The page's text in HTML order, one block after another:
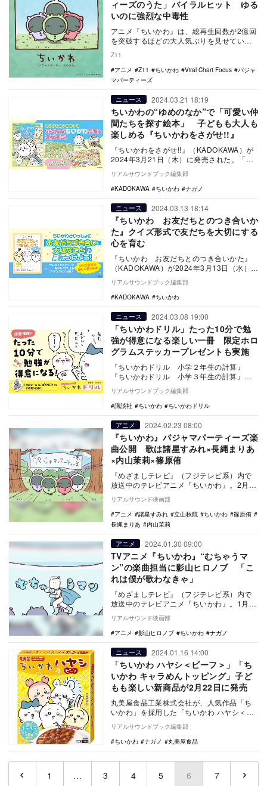
ィーズのうた」バイラルヒット ゆる
いのに強烈な中毒性
アニメ『ちいかわ』は、総再生回数が2億回
を突破するほどの大人気ぶりを見せてい
なっているのが…
Z11
アニメ
Z11 ちいかわ Viral Chart Focus
パジャ
マパーティーズ
ニュース 2024.03.21 18:19
ちいかわの“ゆめのなか”で「可愛い仲
間たちを探す絵本」 子どもも大人も
楽しめる『ちいかわをさがせ!!』
『ちいかわをさがせ!!』（KADOKAWA）が
2024年3月21日（木）に発売された。「ち
いかわと仲間達がたくさん増えた夢の世
界…
リアルサウンドブック編集部
KADOKAWA
ちいかわ ナガノ
ニュース 2024.03.13 18:14
『ちいかわ お友だちとのつき合いか
た』クイズ形式で友だちを大切にする
心を育む
『ちいかわ お友だちとのつき合いかた』
（KADOKAWA）が2024年3月13日（水）に
発売された。この本では、小学生から身に
つ…
リアルサウンドブック編集部
KADOKAWA
ちいかわ
ニュース 2024.03.08 19:00
「ちいかわドリル」たった10分で勉
強が得意になる楽しい一冊 限定ホロ
グラムステッカープレゼントも実施
『ちいかわドリル 小学２年生の計算』
『ちいかわドリル 小学３年生の計算』
『ちいかわドリル 小学１年生のこくご』
（講談社）が24年…
リアルサウンドブック編集部
講談社
ちいかわ ちいかわドリル
アニメ 2024.02.23 08:00
『ちいかわ』パジャマパーティーズ楽
曲公開 歌は諸星すみれ×長縄まりあ
×内山茉莉×篠原侑
『めざましテレビ』（フジテレビ系）内で
放送中のテレビアニメ『ちいかわ』。2月23
日の放送回でパジャマパーティーズのキャ
ストが歌う…
リアルサウンド映画部
アニメ
諸星すみれ 立山秋航 ちいかわ
篠原侑
長縄まりあ
内山茉莉
アニメ 2024.01.30 09:00
TVアニメ『ちいかわ』“むちゃうマ
ン”の楽曲担当に影山ヒロノブ 「こ
れは僕が歌わなきゃ」
『めざましテレビ』（フジテレビ系）内で
放送中のテレビアニメ『ちいかわ』。1月30
日の放送回で初登場したむちゃうマンの楽
曲を影山ヒ…
リアルサウンド映画部
アニメ
影山ヒロノブ ちいかわ ナガノ
ニュース 2024.01.16 14:00
「ちいかわ ハヤシ＜ビーフ＞」「ち
いかわ キャラめんトッピング」子ど
もも楽しい新商品が2月22日に発売
丸美屋食品工業株式会社が、人気作品「ち
いかわ」を採用した「ちいかわ ハヤシ＜ビ
ーフ＞」「ちいかわ キャラめんトッピン
グ」を202…
リアルサウンドブック編集部
ちいかわ
ナガノ 丸美屋食品
1 … 3 4 5 6 (current)
7